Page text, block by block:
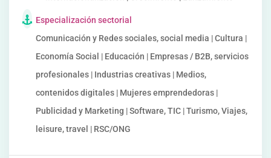
Especialización sectorial
Comunicación y Redes sociales, social media | Cultura |
Economía Social | Educación | Empresas / B2B, servicios
profesionales | Industrias creativas | Medios,
contenidos digitales | Mujeres emprendedoras |
Publicidad y Marketing | Software, TIC | Turismo, Viajes,
leisure, travel | RSC/ONG